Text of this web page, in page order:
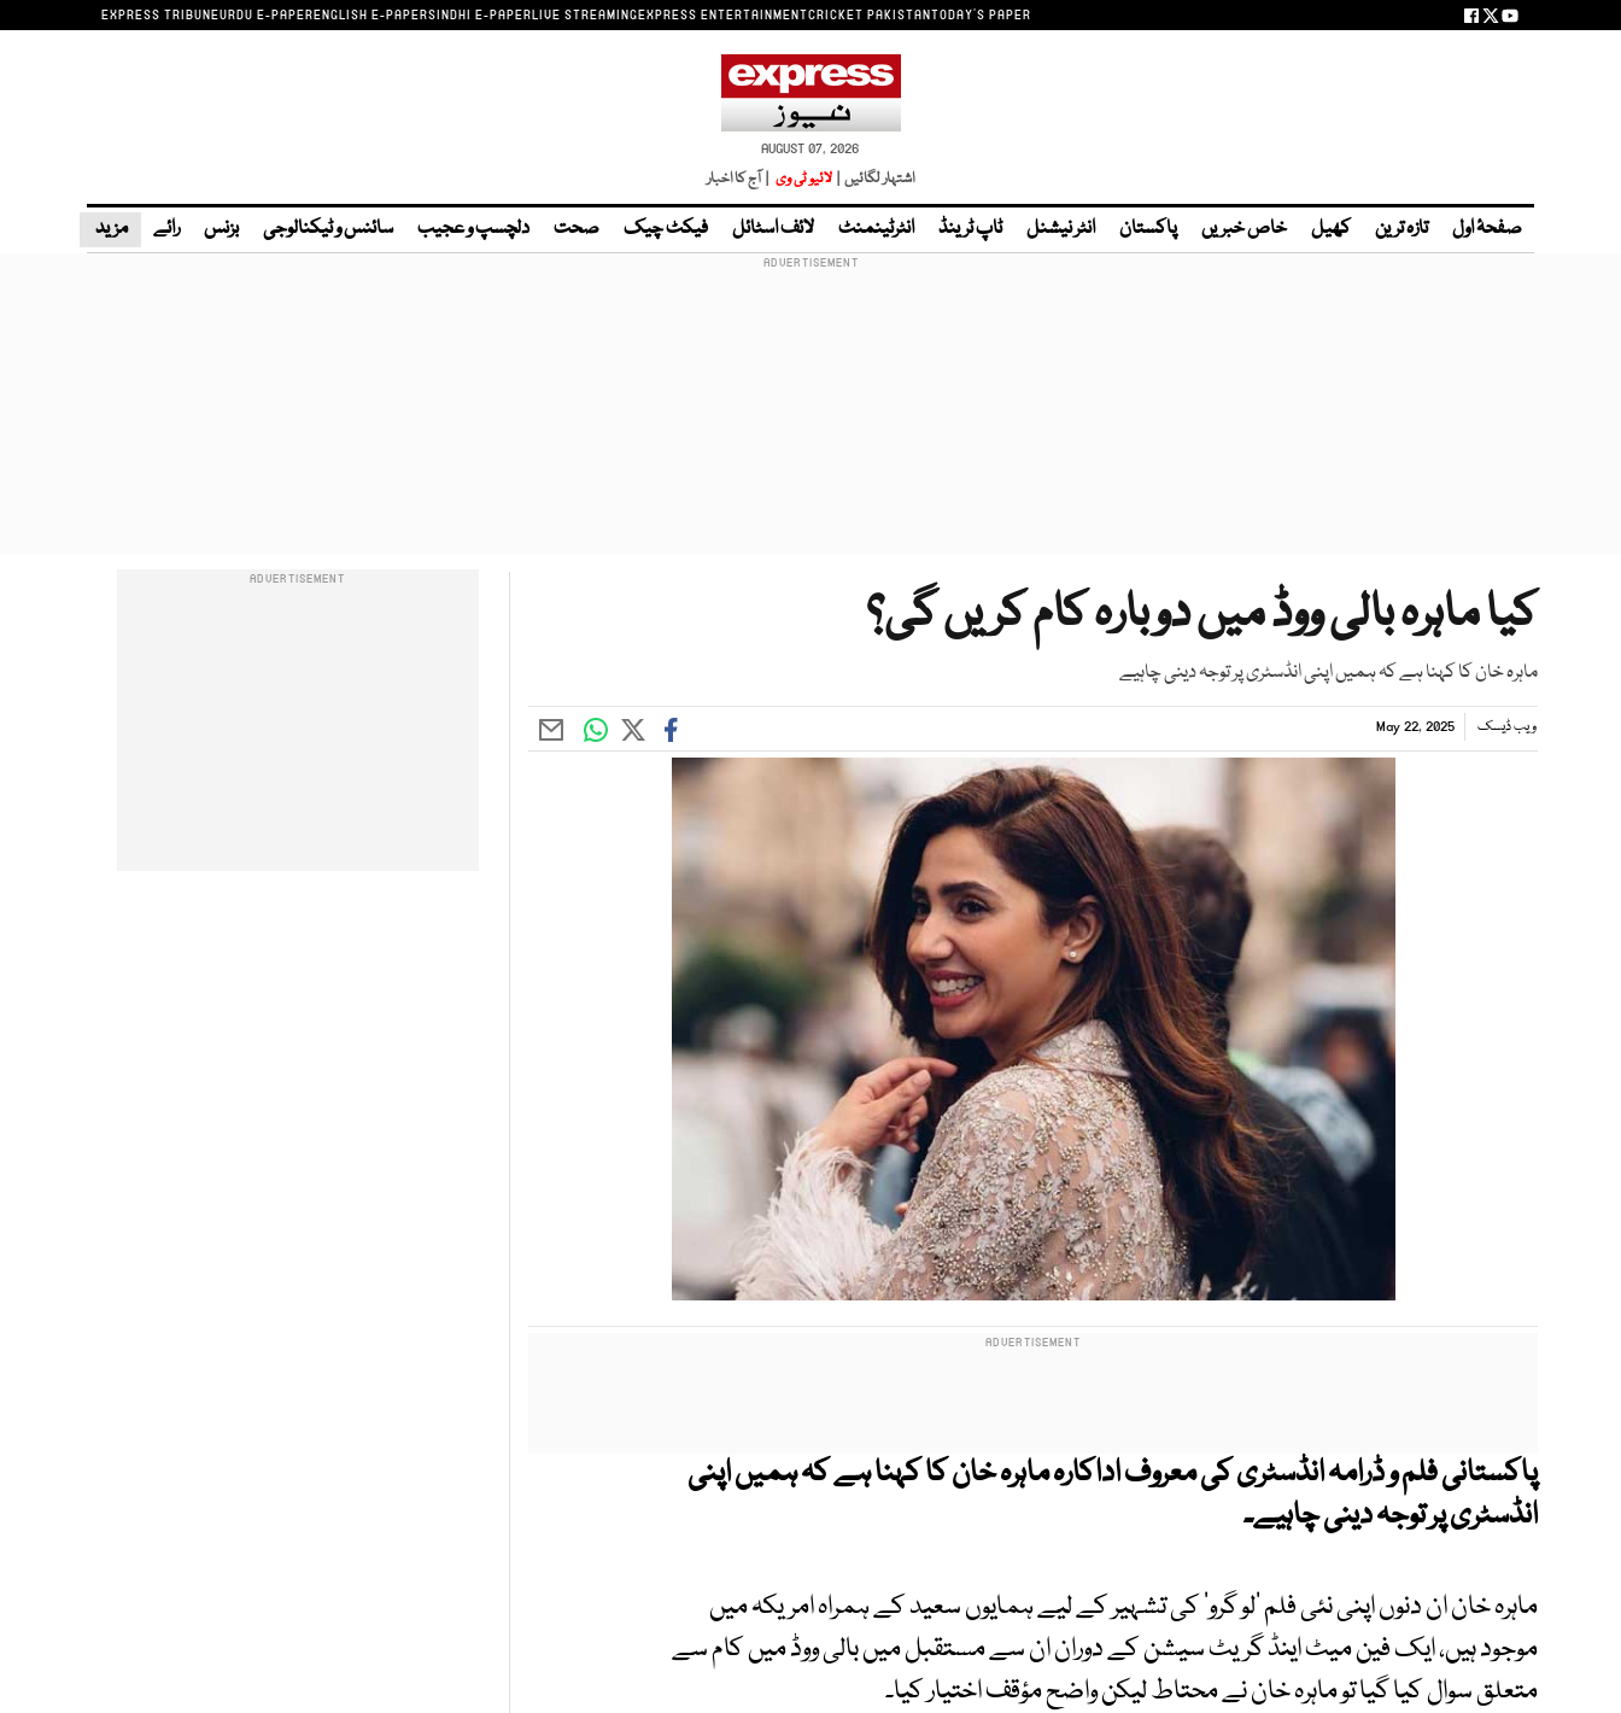
EXPRESS TRIBUNEURDU E-PAPERENGLISH E-PAPERSINDHI E-PAPERLIVE STREAMINGEXPRESS ENTERTAINMENTCRICKET PAKISTANTODAY'S PAPER
AUGUST 07, 2026
اشتہار لگائیں | لائیو ٹی وی | آج کا اخبار
صفحۂ اول تازہ ترین کھیل خاص خبریں پاکستان انٹر نیشنل ٹاپ ٹرینڈ انٹرٹینمنٹ لائف اسٹائل فیکٹ چیک صحت دلچسپ و عجیب سائنس و ٹیکنالوجی بزنس رائے مزید
کیا ماہرہ بالی ووڈ میں دوبارہ کام کریں گی؟
ماہرہ خان کا کہنا ہے کہ ہمیں اپنی انڈسٹری پر توجہ دینی چاہیے
ویب ڈیسک May 22, 2025
پاکستانی فلم و ڈرامہ انڈسٹری کی معروف اداکارہ ماہرہ خان کا کہنا ہے کہ ہمیں اپنی
انڈسٹری پر توجہ دینی چاہیے۔
ماہرہ خان ان دنوں اپنی نئی فلم ’لو گرو‘ کی تشہیر کے لیے ہمایوں سعید کے ہمراہ امریکہ میں
موجود ہیں، ایک فین میٹ اینڈ گریٹ سیشن کے دوران ان سے مستقبل میں بالی ووڈ میں کام سے
متعلق سوال کیا گیا تو ماہرہ خان نے محتاط لیکن واضح مؤقف اختیار کیا۔